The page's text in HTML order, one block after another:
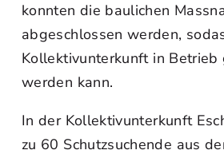
konnten die baulichen
abgeschlossen werden,
Kollektivunterkunft in Betrieb
werden kann.
In der Kollektivunterkunft
zu 60 Schutzsuchende aus